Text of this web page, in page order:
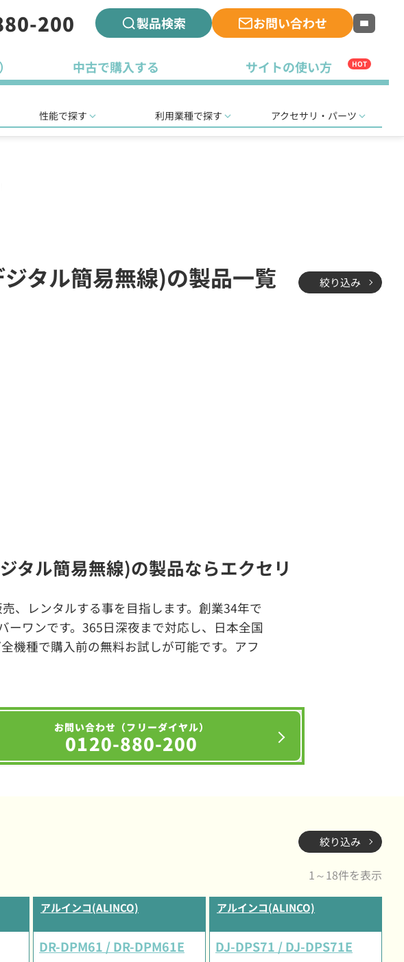
200 製品検索 お問い合わせ
中古で購入する サイトの使い方 HOT
性能で探す 利用業種で探す アクセサリ・パーツ
タル簡易無線)の製品一覧 絞り込み
タル簡易無線)の製品ならエクセリ
、レンタルする事を目指します。創業34年で
ワンです。365日深夜まで対応し、日本全国
機種で購入前の無料お試しが可能です。アフ
お問い合わせ（フリーダイヤル）
0120-880-200
絞り込み
1～18件を表示
アルインコ(ALINCO)
DR-DPM61 / DR-DPM61E
アルインコ(ALINCO)
DJ-DPS71 / DJ-DPS71E